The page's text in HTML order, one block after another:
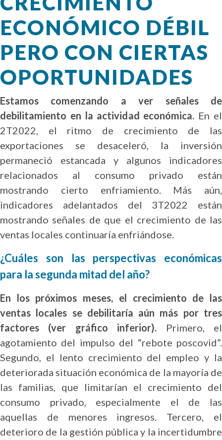
ECONÓMICO DÉBIL
PERO CON CIERTAS
OPORTUNIDADES
Estamos comenzando a ver señales de
debilitamiento en la actividad económica. En el
2T2022, el ritmo de crecimiento de las
exportaciones se desaceleró, la inversión
permaneció estancada y algunos indicadores
relacionados al consumo privado están
mostrando cierto enfriamiento. Más aún,
indicadores adelantados del 3T2022 están
mostrando señales de que el crecimiento de las
ventas locales continuaría enfriándose.
¿Cuáles son las perspectivas económicas
para la segunda mitad del año?
En los próximos meses, el crecimiento de las
ventas locales se debilitaría aún más por tres
factores (ver gráfico inferior). Primero, el
agotamiento del impulso del “rebote poscovid”.
Segundo, el lento crecimiento del empleo y la
deteriorada situación económica de la mayoría de
las familias, que limitarían el crecimiento del
consumo privado, especialmente el de las
aquellas de menores ingresos. Tercero, el
deterioro de la gestión pública y la incertidumbre